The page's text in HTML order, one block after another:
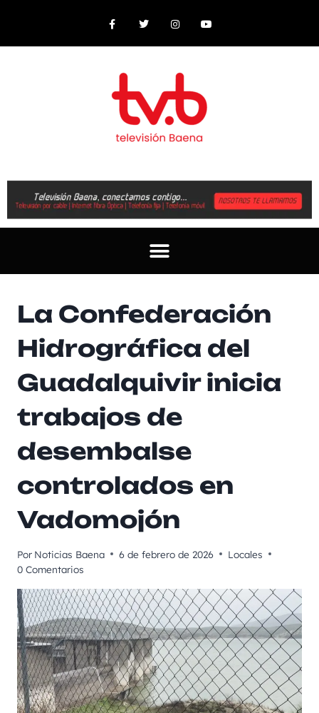
La Confederación
Hidrográfica del
Guadalquivir inicia
trabajos de
desembalse
controlados en
Vadomojón
Por Noticias Baena 6 de febrero de 2026
Locales
0 Comentarios